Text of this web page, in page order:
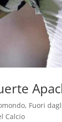
, Fuori
Calcio